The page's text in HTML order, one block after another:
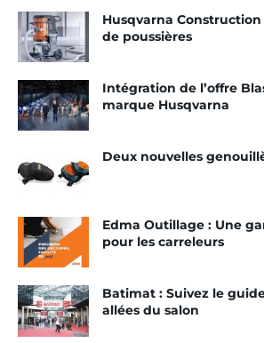
Husqvarna
de poussières
Intégration de l’offre
marque Husqvarna
Deux nouvelles
Edma Outillage : Une
pour les carreleurs
Batimat : Suivez le
allées du salon